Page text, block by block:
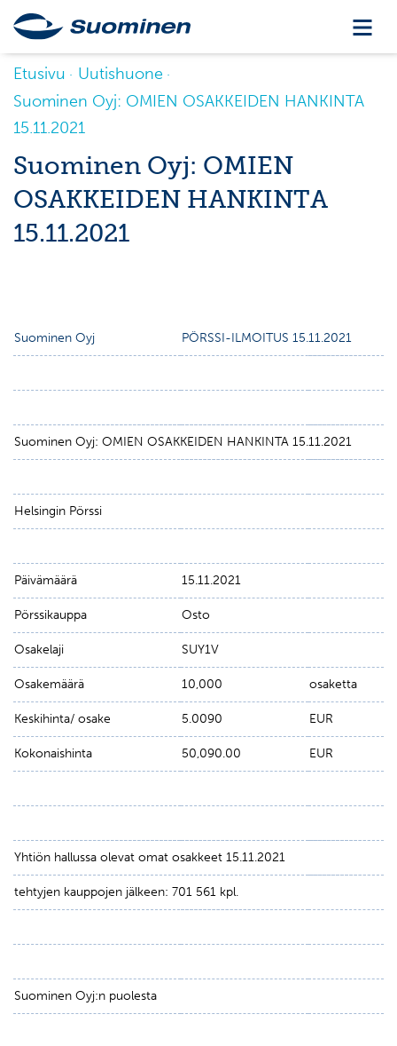
Etusivu
Uutishuone
Suominen Oyj: OMIEN OSAKKEIDEN HANKINTA
15.11.2021
Suominen Oyj: OMIEN
OSAKKEIDEN HANKINTA
15.11.2021
Suominen Oyj PÖRSSI-ILMOITUS 15.11.2021
Suominen Oyj: OMIEN OSAKKEIDEN HANKINTA 15.11.2021
Helsingin Pörssi
Päivämäärä 15.11.2021
Pörssikauppa Osto
Osakelaji SUY1V
Osakemäärä 10,000 osaketta
Keskihinta/ osake 5.0090 EUR
Kokonaishinta 50,090.00 EUR
Yhtiön hallussa olevat omat osakkeet 15.11.2021
tehtyjen kauppojen jälkeen: 701 561 kpl.
Suominen Oyj:n puolesta